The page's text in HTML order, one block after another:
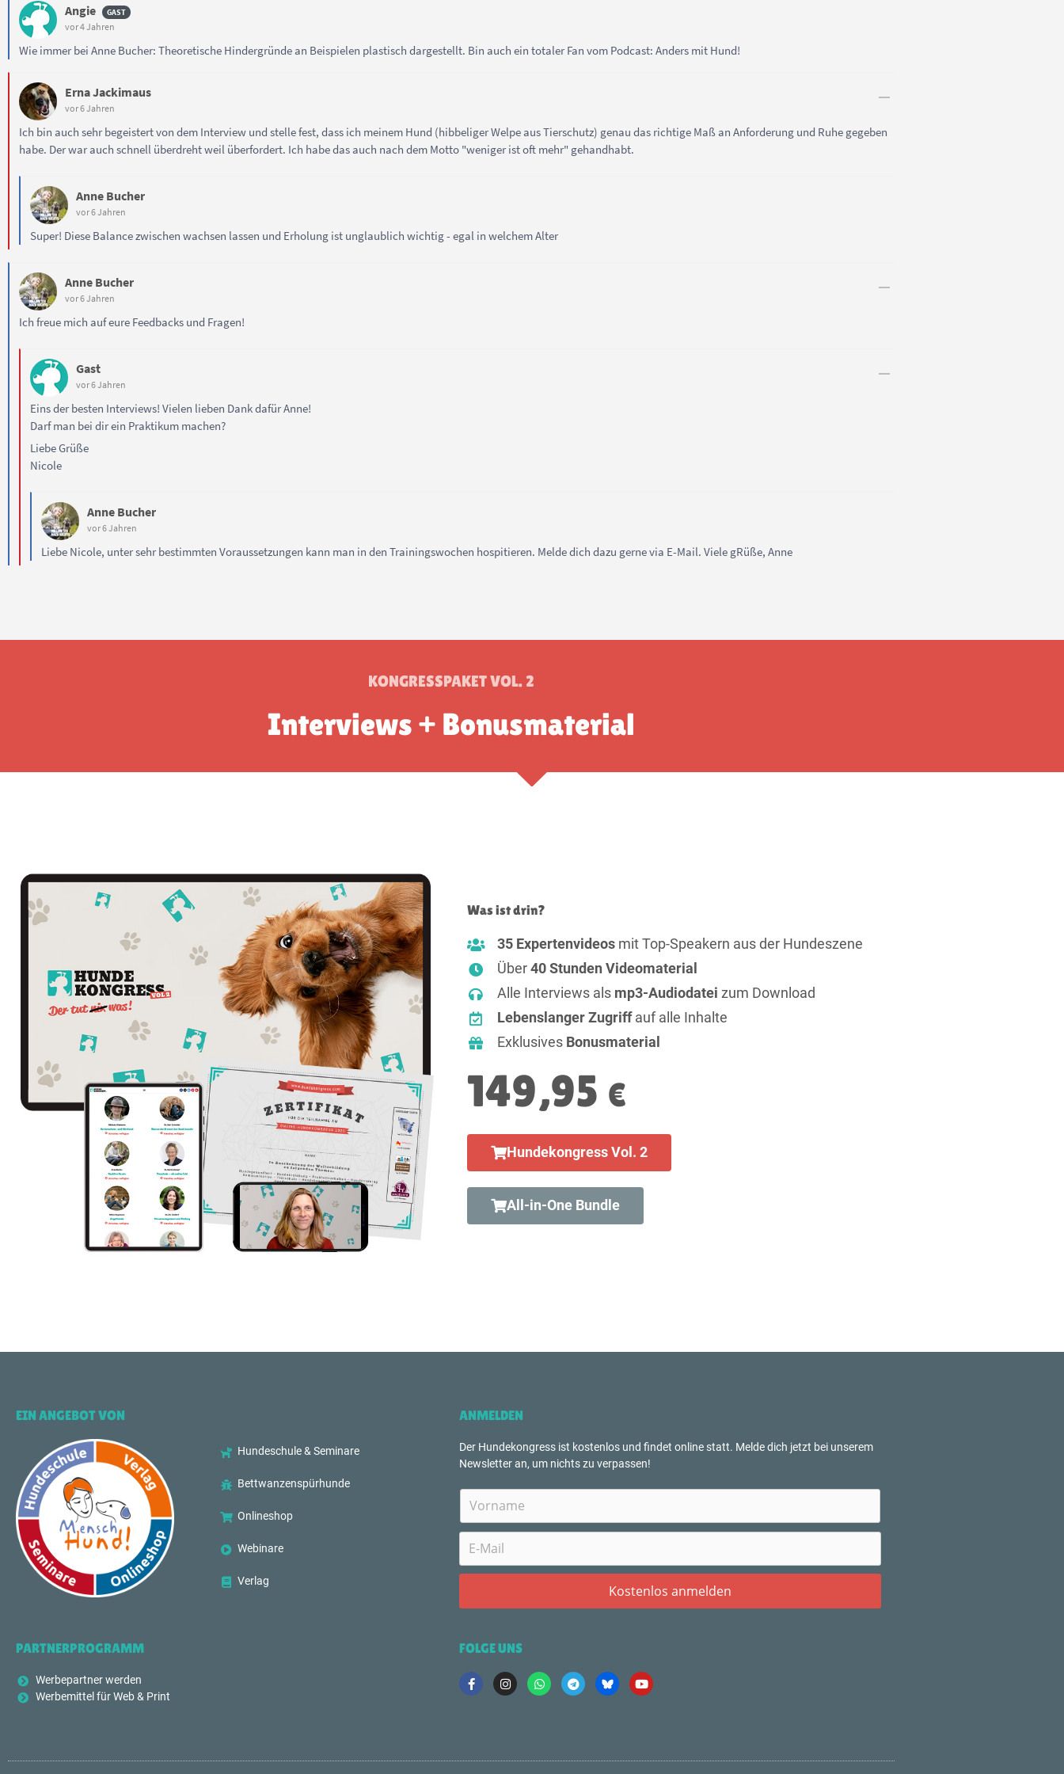
Angie
vor 4 Jahren
Wie immer bei Anne Bucher: Theoretische Hindergründe an Beispielen plastisch dargestellt. Bin auch ein totaler Fan vom Podcast: Anders mit Hund!
Erna Jackimaus
vor 6 Jahren
Ich bin auch sehr begeistert von dem Interview und stelle fest, dass ich meinem Hund (hibbeliger Welpe aus Tierschutz) genau das richtige Maß an Anforderung und Ruhe gegeben
habe. Der war auch schnell überdreht weil überfordert. Ich habe das auch nach dem Motto "weniger ist oft mehr" gehandhabt.
Anne Bucher
vor 6 Jahren
Super! Diese Balance zwischen wachsen lassen und Erholung ist unglaublich wichtig - egal in welchem Alter
Anne Bucher
vor 6 Jahren
Ich freue mich auf eure Feedbacks und Fragen!
Gast
vor 6 Jahren
Eins der besten Interviews! Vielen lieben Dank dafür Anne!
Darf man bei dir ein Praktikum machen?
Liebe Grüße
Nicole
Anne Bucher
vor 6 Jahren
Liebe Nicole, unter sehr bestimmten Voraussetzungen kann man in den Trainingswochen hospitieren. Melde dich dazu gerne via E-Mail. Viele gRüße, Anne
KONGRESSPAKET VOL. 2
Interviews + Bonusmaterial
Was ist drin?
35 Expertenvideosmit Top-Speakern aus der Hundeszene
Über 40 Stunden Videomaterial
Alle Interviews als mp3-Audiodatei zum Download
Lebenslanger Zugriffauf alle Inhalte
Exklusives Bonusmaterial
149,95 €
Hundekongress Vol. 2
All-in-One Bundle
EIN ANGEBOT VON
Hundeschule & Seminare
Bettwanzenspürhunde
Onlineshop
Webinare
Verlag
ANMELDEN
Der Hundekongress ist kostenlos und findet online statt. Melde dich jetzt bei unserem
Newsletter an, um nichts zu verpassen!
PARTNERPROGRAMM
Werbepartner werden
Werbemittel für Web & Print
FOLGE UNS